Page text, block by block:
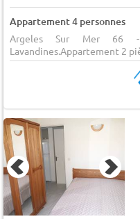
Appartement 4 personnes
Argeles Sur Mer 66
Lavandines.Appartement 2